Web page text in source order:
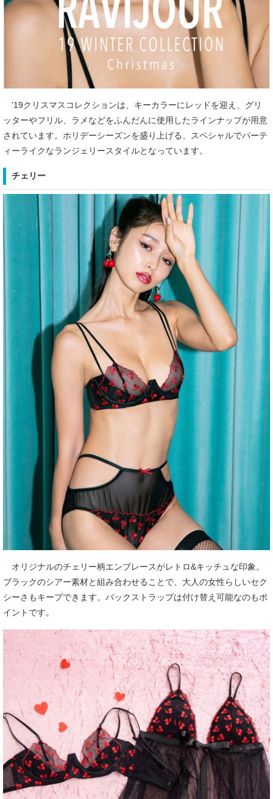
'19クリスマスコレクションは、キーカラーにレッドを迎え、グリ
ッターやフリル、ラメなどをふんだんに使用したラインナップが用意
されています。ホリデーシーズンを盛り上げる、スペシャルでパーテ
ィーライクなランジェリースタイルとなっています。
チェリー
オリジナルのチェリー柄エンブレースがレトロ&キッチュな印象。
ブラックのシアー素材と組み合わせることで、大人の女性らしいセク
シーさもキープできます。バックストラップは付け替え可能なのもポ
イントです。